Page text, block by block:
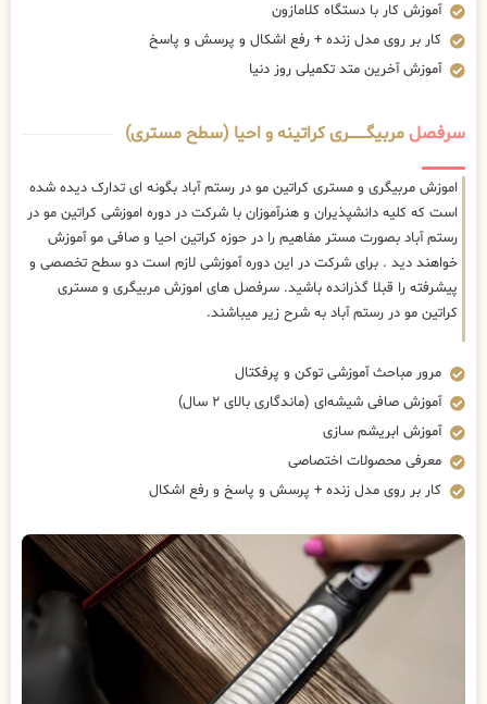
آموزش کار با دستگاه کلامازون
کار بر روی مدل زنده + رفع اشکال و پرسش و پاسخ
آموزش آخرین متد تکمیلی روز دنیا
سرفصلمربیگــــــــری کراتینه و احیا (سطح مستری)
اموزش مربیگری و مستری کراتین مو در رستم آباد بگونه ای تدارک دیده شده
است که کلیه دانشپذیران و هنرآموزان با شرکت در دوره اموزشی کراتین مو در
رستم آباد بصورت مستر مفاهیم را در حوزه کراتین احیا و صافی مو آموزش
خواهند دید . برای شرکت در این دوره آموزشی لازم است دو سطح تخصصی و
پیشرفته را قبلا گذرانده باشید. سرفصل های اموزش مربیگری و مستری
کراتین مو در رستم آباد به شرح زیر میباشند.
مرور مباحث آموزشی توکن و پرفکتال
آموزش صافی شیشه‌ای (ماندگاری بالای ۲ سال)
آموزش ابریشم سازی
معرفی محصولات اختصاصی
کار بر روی مدل زنده + پرسش و پاسخ و رفع اشکال